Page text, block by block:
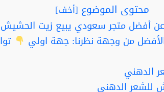
محتوى الموضوع [أخف]
أفضل متجر سعودي يبيع زيت الحشيش
من وجهة نظرنا: جهة اولي
الدهني
للشعر الدهني